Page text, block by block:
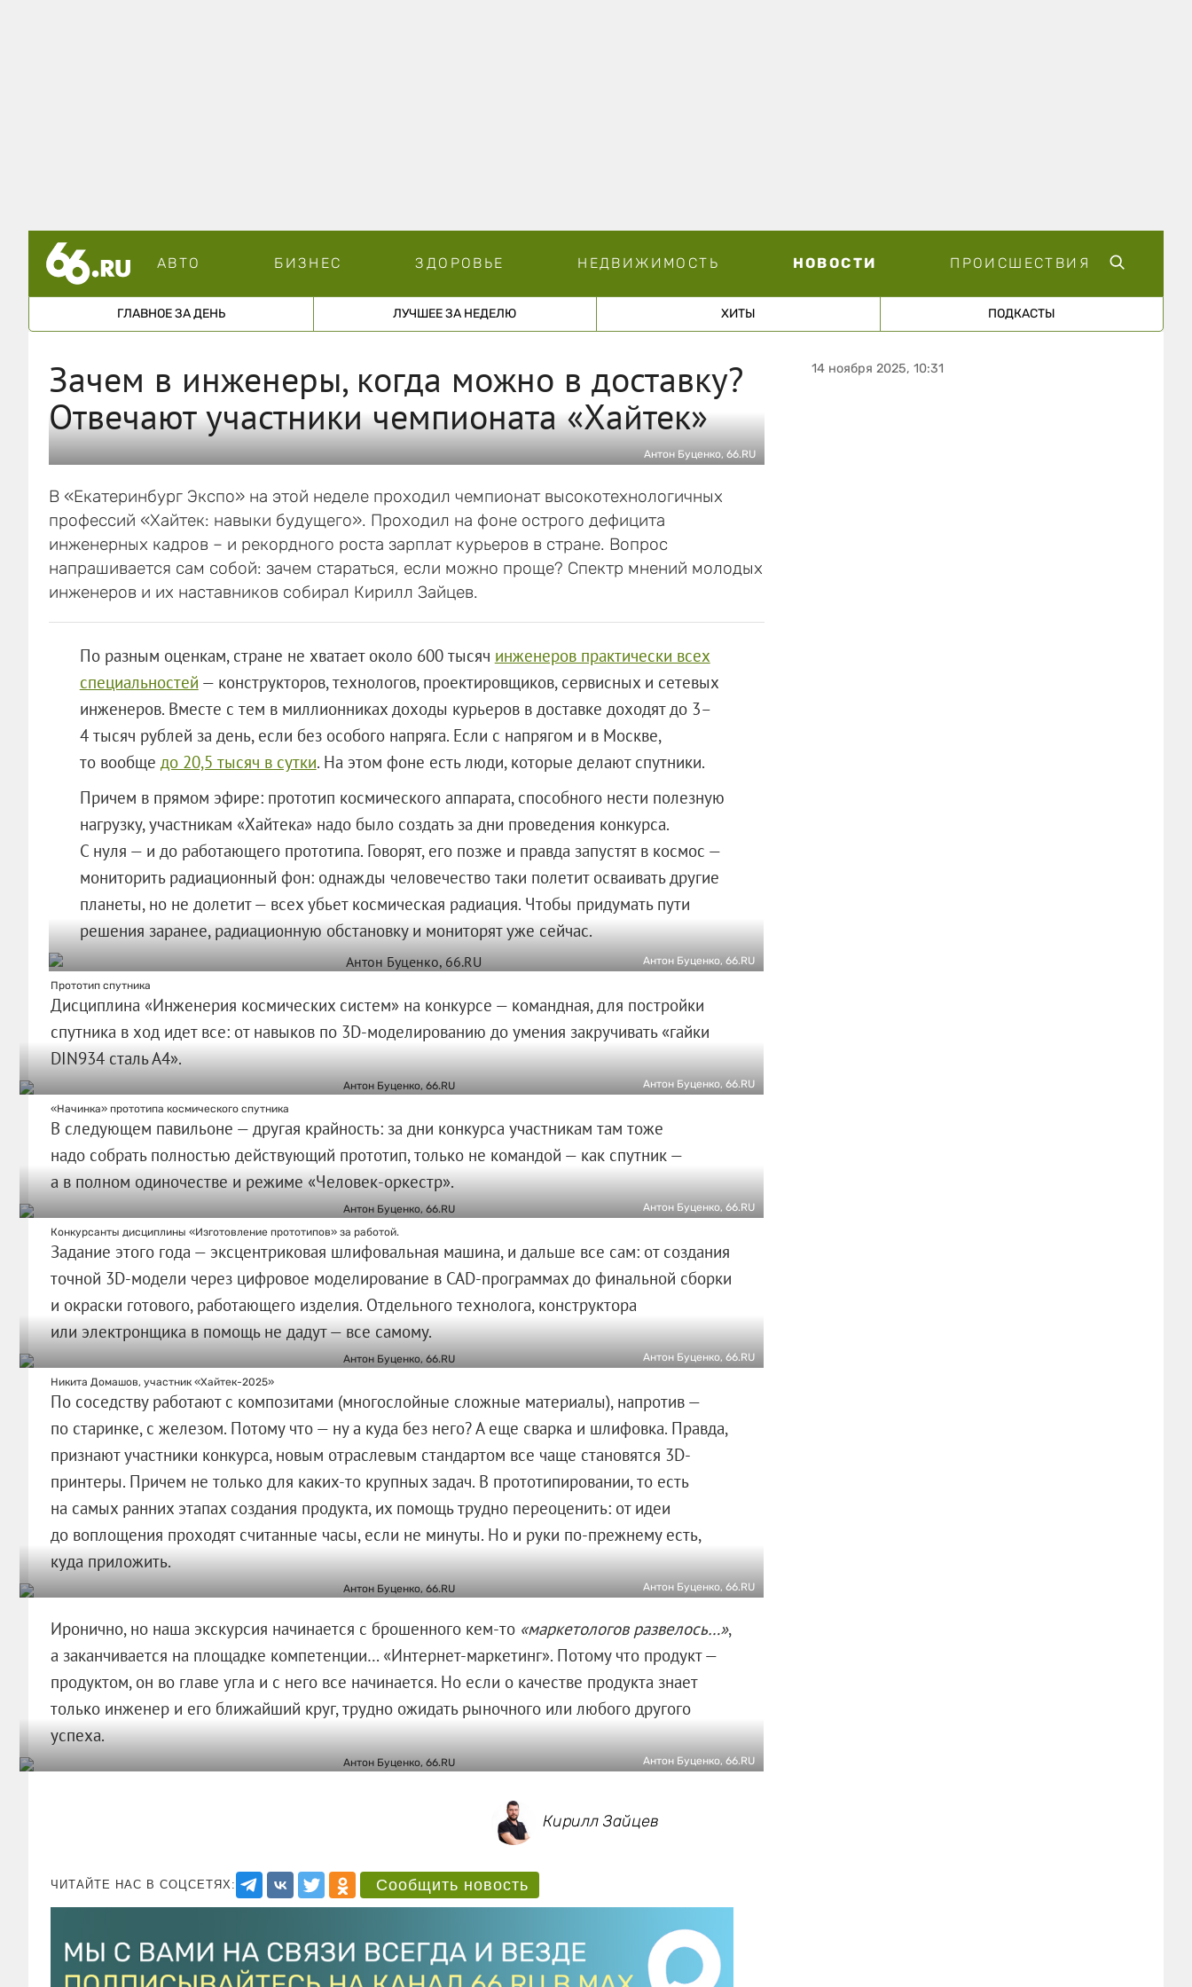
АВТО БИЗНЕС ЗДОРОВЬЕ НЕДВИЖИМОСТЬ НОВОСТИ ПРОИСШЕСТВИЯ
ГЛАВНОЕ ЗА ДЕНЬ ЛУЧШЕЕ ЗА НЕДЕЛЮ ХИТЫ ПОДКАСТЫ
Зачем в инженеры, когда можно в доставку?
Отвечают участники чемпионата «Хайтек»
Антон Буценко, 66.RU
В «Екатеринбург Экспо» на этой неделе проходил чемпионат высокотехнологичных
профессий «Хайтек: навыки будущего». Проходил на фоне острого дефицита
инженерных кадров – и рекордного роста зарплат курьеров в стране. Вопрос
напрашивается сам собой: зачем стараться, если можно проще? Спектр мнений молодых
инженеров и их наставников собирал Кирилл Зайцев.
По разным оценкам, стране не хватает около 600 тысяч инженеров практически всех
специальностей — конструкторов, технологов, проектировщиков, сервисных и сетевых
инженеров. Вместе с тем в миллионниках доходы курьеров в доставке доходят до 3–
4 тысяч рублей за день, если без особого напряга. Если с напрягом и в Москве,
то вообще до 20,5 тысяч в сутки. На этом фоне есть люди, которые делают спутники.
Причем в прямом эфире: прототип космического аппарата, способного нести полезную
нагрузку, участникам «Хайтека» надо было создать за дни проведения конкурса.
С нуля — и до работающего прототипа. Говорят, его позже и правда запустят в космос —
мониторить радиационный фон: однажды человечество таки полетит осваивать другие
планеты, но не долетит — всех убьет космическая радиация. Чтобы придумать пути
решения заранее, радиационную обстановку и мониторят уже сейчас.
Антон Буценко, 66.RU
Прототип спутника
Дисциплина «Инженерия космических систем» на конкурсе — командная, для постройки
спутника в ход идет все: от навыков по 3D-моделированию до умения закручивать «гайки
DIN934 сталь А4».
Антон Буценко, 66.RU
«Начинка» прототипа космического спутника
В следующем павильоне — другая крайность: за дни конкурса участникам там тоже
надо собрать полностью действующий прототип, только не командой — как спутник —
а в полном одиночестве и режиме «Человек-оркестр».
Антон Буценко, 66.RU
Конкурсанты дисциплины «Изготовление прототипов» за работой.
Задание этого года — эксцентриковая шлифовальная машина, и дальше все сам: от создания
точной 3D-модели через цифровое моделирование в CAD-программах до финальной сборки
и окраски готового, работающего изделия. Отдельного технолога, конструктора
или электронщика в помощь не дадут — все самому.
Антон Буценко, 66.RU
Никита Домашов, участник «Хайтек-2025»
По соседству работают с композитами (многослойные сложные материалы), напротив —
по старинке, с железом. Потому что — ну а куда без него? А еще сварка и шлифовка. Правда,
признают участники конкурса, новым отраслевым стандартом все чаще становятся 3D-
принтеры. Причем не только для каких-то крупных задач. В прототипировании, то есть
на самых ранних этапах создания продукта, их помощь трудно переоценить: от идеи
до воплощения проходят считанные часы, если не минуты. Но и руки по-прежнему есть,
куда приложить.
Антон Буценко, 66.RU
Иронично, но наша экскурсия начинается с брошенного кем-то «маркетологов развелось…»,
а заканчивается на площадке компетенции… «Интернет-маркетинг». Потому что продукт —
продуктом, он во главе угла и с него все начинается. Но если о качестве продукта знает
только инженер и его ближайший круг, трудно ожидать рыночного или любого другого
успеха.
Антон Буценко, 66.RU
Кирилл Зайцев
ЧИТАЙТЕ НАС В СОЦСЕТЯХ: Сообщить новость
14 ноября 2025, 10:31